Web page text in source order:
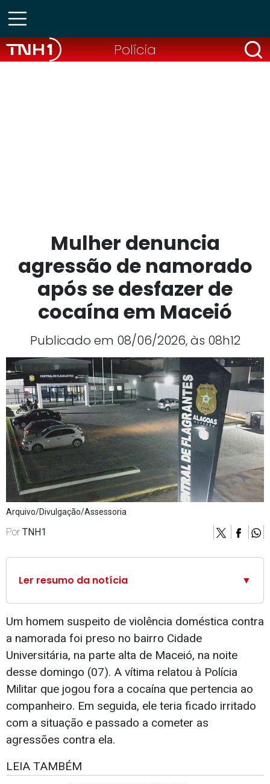
Polícia
Mulher denuncia
agressão de namorado
após se desfazer de
cocaína em Maceió
Publicado em 08/06/2026, às 08h12
Arquivo/Divulgação/Assessoria
Por TNH1
Ler resumo da notícia ▼
Um homem suspeito de violência doméstica contra
a namorada foi preso no bairro Cidade
Universitária, na parte alta de Maceió, na noite
desse domingo (07). A vítima relatou à Polícia
Militar que jogou fora a cocaína que pertencia ao
companheiro. Em seguida, ele teria ficado irritado
com a situação e passado a cometer as
agressões contra ela.
LEIA TAMBÉM